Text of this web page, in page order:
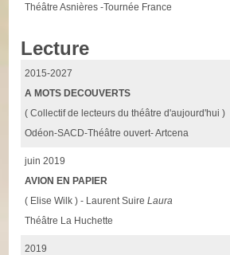
Théâtre Asnières -Tournée France
Lecture
2015-2027
A MOTS DECOUVERTS
( Collectif de lecteurs du théâtre d'aujourd'hui )
Odéon-SACD-Théâtre ouvert- Artcena
juin 2019
AVION EN PAPIER
( Elise Wilk ) - Laurent SuireLaura
Théâtre La Huchette
2019